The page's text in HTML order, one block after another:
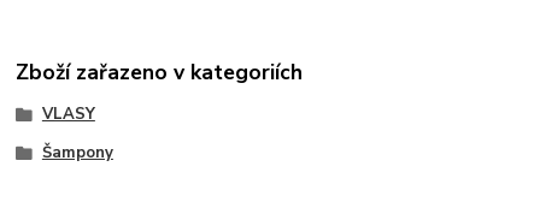
Zboží zařazeno v kategoriích
VLASY
Šampony